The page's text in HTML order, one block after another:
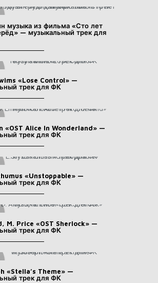
музыка из фильма «Сто лет
— музыкальный трек для
«Lose Control» —
трек для ФК
«OST Alice In Wonderland» —
трек для ФК
«Unstoppable» —
трек для ФК
M. Price «OST Sherlock» —
трек для ФК
«Stella’s Theme» —
трек для ФК